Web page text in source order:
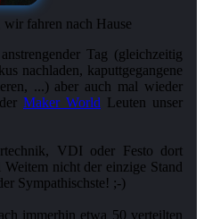
fahren nach Hause
Tag (gleichzeitig
nachladen, kaputtgegangene
...) aber auch mal wieder
Maker World Leuten unser
VDI oder Festo dort
nicht der einzige Stand
Sympathischste! ;-)
immerhin etwa 50 verteilten